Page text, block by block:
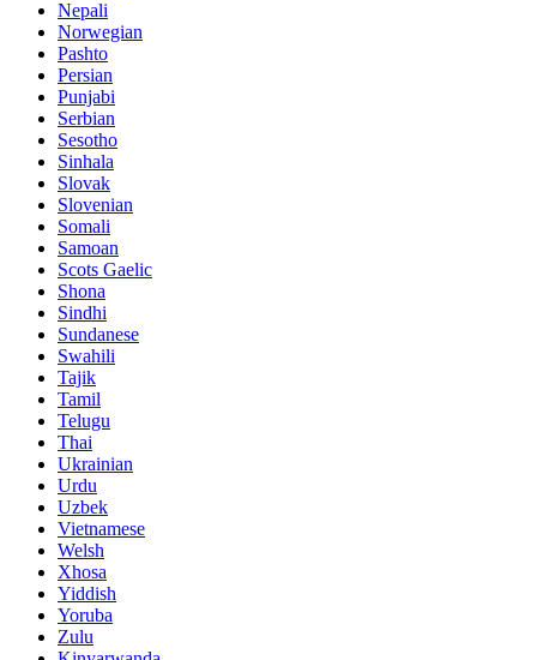
Nepali
Norwegian
Pashto
Persian
Punjabi
Serbian
Sesotho
Sinhala
Slovak
Slovenian
Somali
Samoan
Scots Gaelic
Shona
Sindhi
Sundanese
Swahili
Tajik
Tamil
Telugu
Thai
Ukrainian
Urdu
Uzbek
Vietnamese
Welsh
Xhosa
Yiddish
Yoruba
Zulu